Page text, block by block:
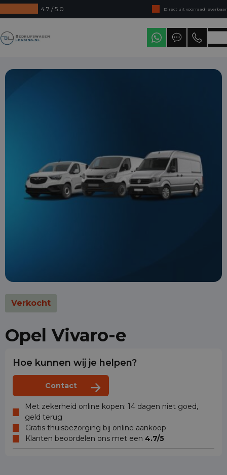
4.7 / 5.0
Direct uit voorraad leverbaar
Levering in heel Nederland
Verkocht
Opel Vivaro-e
Hoe kunnen wij je helpen?
Contact
Met zekerheid online kopen: 14 dagen niet goed,
geld terug
Gratis thuisbezorging bij online aankoop
Klanten beoordelen ons met een 4.7/5